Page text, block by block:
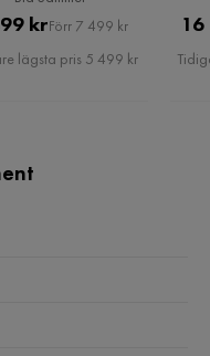
support and delivery,
went perfectly.
:)
Pris
krOriginal
Pris
Förr 7 499 kr
lägsta pris 5 499 kr